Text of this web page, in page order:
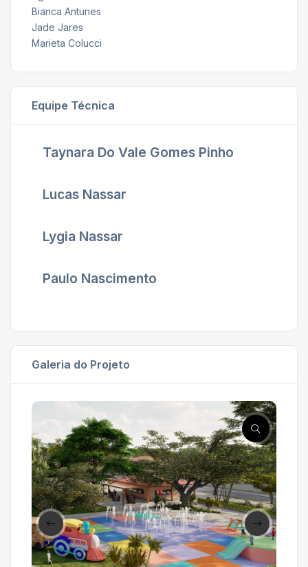
Bianca Antunes
Jade Jares
Marieta Colucci
Equipe Técnica
Taynara Do Vale Gomes Pinho
Lucas Nassar
Lygia Nassar
Paulo Nascimento
Galeria do Projeto